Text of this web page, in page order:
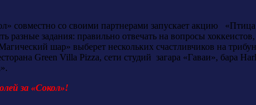
совместно со своими партнерами запускает акцию «Птица
разные задания: правильно отвечать на вопросы
шар» выберет нескольких счастливчиков на
Green Villa Pizza, сети студий загара «Гаваи», бара
за «Сокол»!